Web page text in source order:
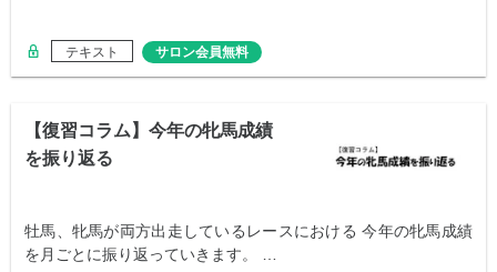
テキスト サロン会員無料
【復習コラム】今年の牝馬成績
を振り返る
牡馬、牝馬が両方出走しているレースにおける 今年の牝馬成績
を月ごとに振り返っていきます。 …